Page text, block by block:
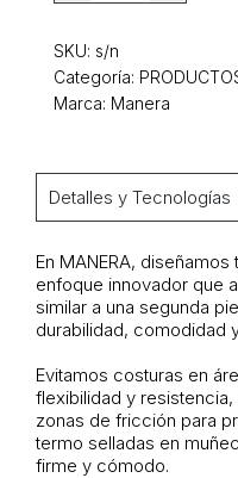
SKU: s/n
Categoría:
Marca: Manera
Detalles y Tecnologías
En MANERA,
enfoque innovador que
similar a una segunda
durabilidad, comodidad
Evitamos costuras en
flexibilidad y
zonas de fricción para
termo selladas en
firme y cómodo.